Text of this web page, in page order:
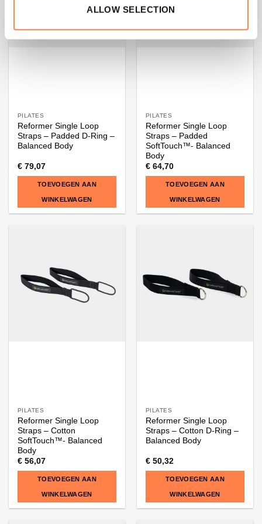
ALLOW SELECTION
PILATES
Reformer Single Loop
Straps – Padded D-Ring –
Balanced Body
€79,07
TOEVOEGEN AAN
WINKELWAGEN
PILATES
Reformer Single Loop
Straps – Padded
SoftTouch™- Balanced
Body
€64,70
TOEVOEGEN AAN
WINKELWAGEN
PILATES
Reformer Single Loop
Straps – Cotton
SoftTouch™- Balanced
Body
€56,07
TOEVOEGEN AAN
WINKELWAGEN
PILATES
Reformer Single Loop
Straps – Cotton D-Ring –
Balanced Body
€50,32
TOEVOEGEN AAN
WINKELWAGEN